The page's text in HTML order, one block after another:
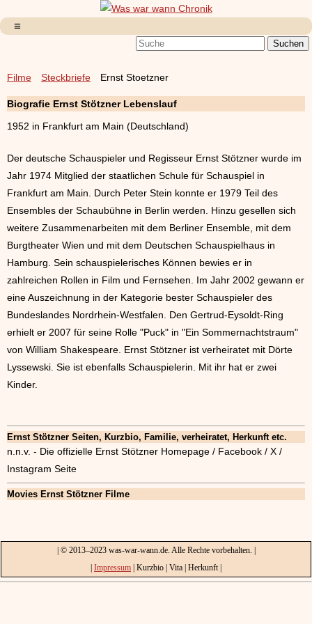
Filme Steckbriefe Ernst Stoetzner
Biografie Ernst Stötzner Lebenslauf
1952 in Frankfurt am Main (Deutschland)
Der deutsche Schauspieler und Regisseur Ernst Stötzner wurde im
Jahr 1974 Mitglied der staatlichen Schule für Schauspiel in
Frankfurt am Main. Durch Peter Stein konnte er 1979 Teil des
Ensembles der Schaubühne in Berlin werden. Hinzu gesellen sich
weitere Zusammenarbeiten mit dem Berliner Ensemble, mit dem
Burgtheater Wien und mit dem Deutschen Schauspielhaus in
Hamburg. Sein schauspielerisches Können bewies er in
zahlreichen Rollen in Film und Fernsehen. Im Jahr 2002 gewann er
eine Auszeichnung in der Kategorie bester Schauspieler des
Bundeslandes Nordrhein-Westfalen. Den Gertrud-Eysoldt-Ring
erhielt er 2007 für seine Rolle "Puck" in "Ein Sommernachtstraum"
von William Shakespeare. Ernst Stötzner ist verheiratet mit Dörte
Lyssewski. Sie ist ebenfalls Schauspielerin. Mit ihr hat er zwei
Kinder.
Ernst Stötzner Seiten, Kurzbio, Familie, verheiratet, Herkunft etc.
n.n.v. - Die offizielle Ernst Stötzner Homepage / Facebook / X /
Instagram Seite
Movies Ernst Stötzner Filme
| © 2013–2023 was-war-wann.de. Alle Rechte vorbehalten. |
Impressum | Kurzbio | Vita | Herkunft |